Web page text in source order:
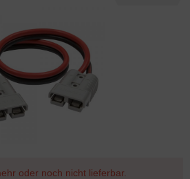
oder noch nicht lieferbar.